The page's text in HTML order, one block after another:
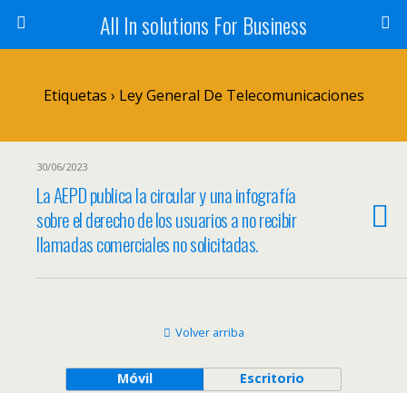
All In solutions For Business
Etiquetas › Ley General De Telecomunicaciones
30/06/2023
La AEPD publica la circular y una infografía
sobre el derecho de los usuarios a no recibir
llamadas comerciales no solicitadas.
Volver arriba
Móvil Escritorio